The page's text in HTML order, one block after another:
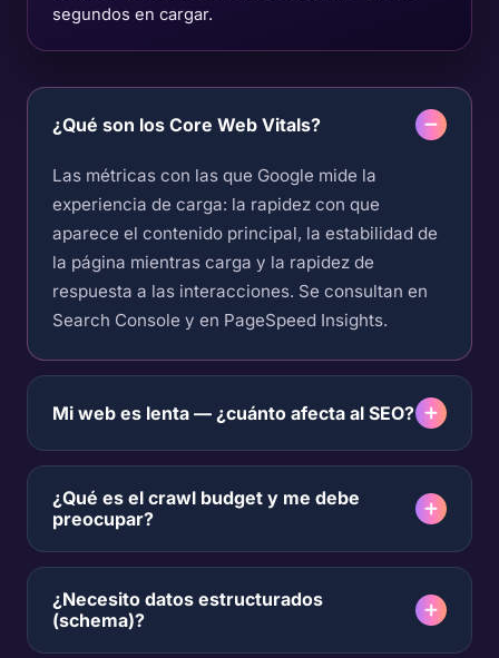
segundos en cargar.
¿Qué son los Core Web Vitals?
Las métricas con las que Google mide la
experiencia de carga: la rapidez con que
aparece el contenido principal, la estabilidad de
la página mientras carga y la rapidez de
respuesta a las interacciones. Se consultan en
Search Console y en PageSpeed Insights.
Mi web es lenta — ¿cuánto afecta al SEO?
¿Qué es el crawl budget y me debe
preocupar?
¿Necesito datos estructurados
(schema)?